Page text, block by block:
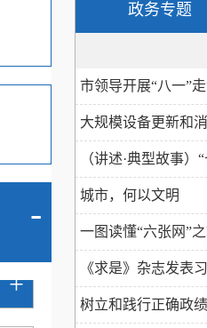
-
+
政务专题
市领导开展“八一”
大规模设备更新和
（讲述·典型故事
城市，何以文明
一图读懂“六张网”
《求是》杂志发表
讲...
树立和践行正确政